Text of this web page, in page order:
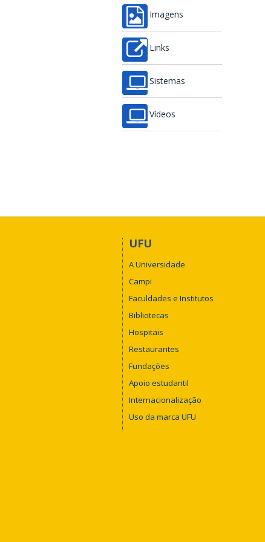
Imagens
Links
Sistemas
Vídeos
UFU
A Universidade
Campi
Faculdades e Institutos
Bibliotecas
Hospitais
Restaurantes
Fundações
Apoio estudantil
Internacionalização
Uso da marca UFU